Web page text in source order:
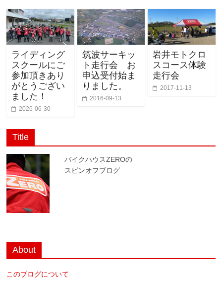
ライディング
スクールにご
参加頂きあり
がとうござい
ました！
2026-06-30
筑波サーキッ
ト走行会 お
申込受付始ま
りました。
2016-09-13
岩井モトクロ
スコース体験
走行会
2017-11-13
Title
バイクハウスZEROの
スピンオフブログ
About
このブログについて